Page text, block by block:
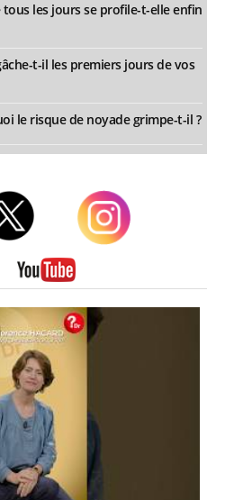
les jours se profile-t-elle enfin
t-il les premiers jours de vos
le risque de noyade grimpe-t-il ?